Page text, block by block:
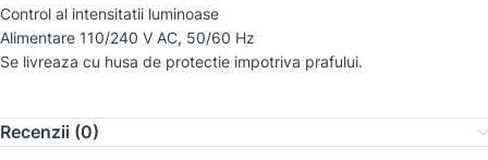
Control al intensitatii luminoase
Alimentare 110/240 V AC, 50/60 Hz
Se livreaza cu husa de protectie impotriva prafului.
Recenzii (0)